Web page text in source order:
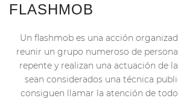
FLASHMOB
Un flashmob es una acción
reunir un grupo numeroso de
repente y realizan una actuación de
sean considerados una técnica
consiguen llamar la atención de